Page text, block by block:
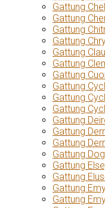
Gattung
Gattung
Gattung
Gattung
Gattung
Gattung
Gattung
Gattung
Gattung
Gattung
Gattung
Gattung
Gattung
Gattung
Gattung
Gattung
Gattung
Gattung